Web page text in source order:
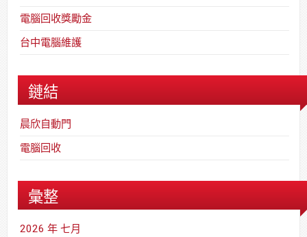
電腦回收獎勵金
台中電腦維護
鏈結
晨欣自動門
電腦回收
彙整
2026 年 七月